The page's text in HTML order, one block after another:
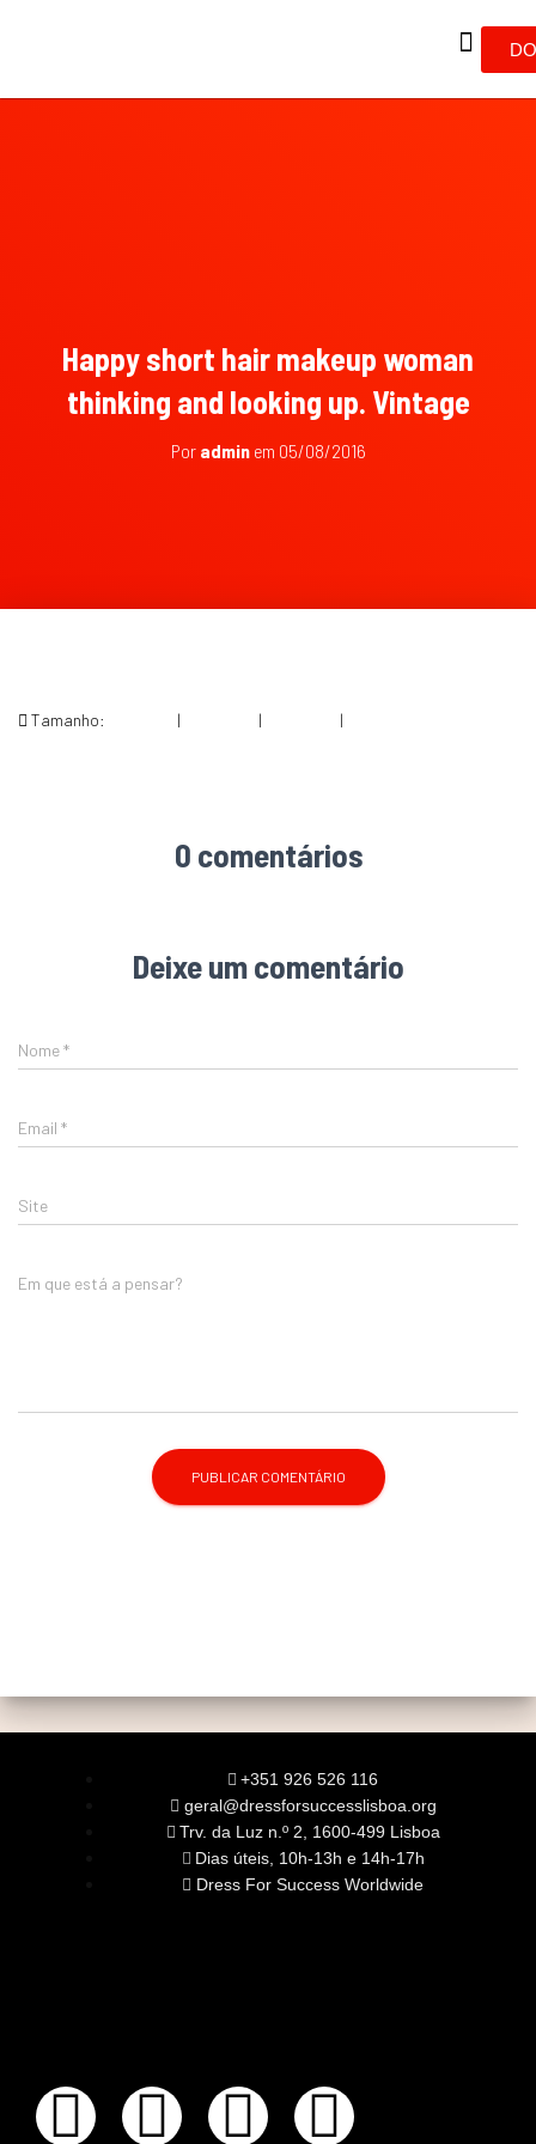
Happy short hair makeup woman
thinking and looking up. Vintage
Por adminem 05/08/2016
Tamanho: | | |
0 comentários
Deixe um comentário
Nome*
Email *
Site
Em que está a pensar?
+351 926 526 116
geral@dressforsuccesslisboa.org
Trv. da Luz n.º 2, 1600-499 Lisboa
Dias úteis, 10h-13h e 14h-17h
Dress For Success Worldwide